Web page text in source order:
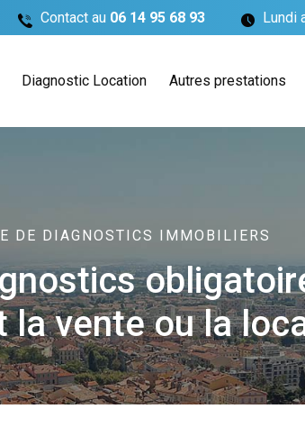
Contact au 06 14 95 68 93 Lundi
Diagnostic Location Autres prestations
DE DIAGNOSTICS IMMOBILIERS
la vente ou la